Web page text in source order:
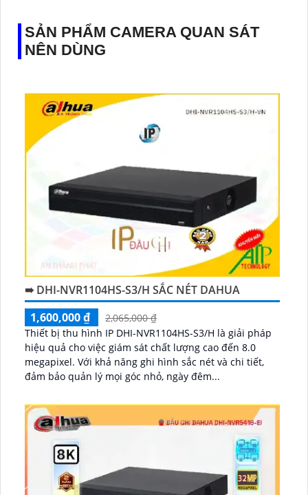
SẢN PHẨM CAMERA QUAN SÁT
NÊN DÙNG
➠ DHI-NVR1104HS-S3/H SẮC NÉT DAHUA
1,600,000 ₫
2,065,000 ₫
Thiết bị thu hình IP DHI-NVR1104HS-S3/H là giải pháp
hiệu quả cho việc giám sát chất lượng cao đến 8.0
megapixel. Với khả năng ghi hình sắc nét và chi tiết,
đảm bảo quản lý mọi góc nhỏ, ngày đêm...